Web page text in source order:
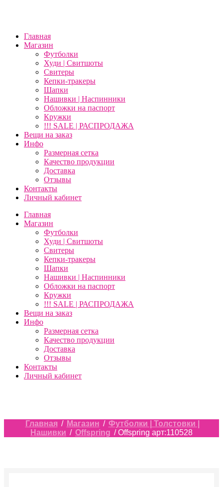
Главная
Магазин
Футболки
Худи | Свитшоты
Свитеры
Кепки-тракеры
Шапки
Нашивки | Наспинники
Обложки на паспорт
Кружки
!!! SALE | РАСПРОДАЖА
Вещи на заказ
Инфо
Размерная сетка
Качество продукции
Доставка
Отзывы
Контакты
Личный кабинет
Главная
Магазин
Футболки
Худи | Свитшоты
Свитеры
Кепки-тракеры
Шапки
Нашивки | Наспинники
Обложки на паспорт
Кружки
!!! SALE | РАСПРОДАЖА
Вещи на заказ
Инфо
Размерная сетка
Качество продукции
Доставка
Отзывы
Контакты
Личный кабинет
Главная / Магазин / Футболки | Толстовки |
Нашивки / Offspring / Offspring арт:110528